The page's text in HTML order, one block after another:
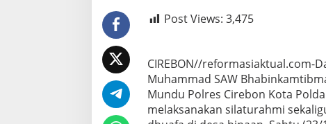
Post Views: 3,475
CIREBON//reformasiaktual.com-
Muhammad SAW
Mundu Polres Cirebon Kota
melaksanakan silaturahmi